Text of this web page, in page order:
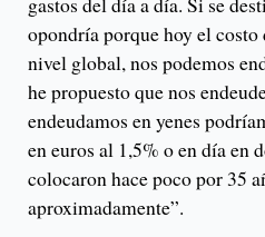
opondría porque hoy el costo
nivel global, nos podemos
he propuesto que nos
endeudamos en yenes
en euros al 1,5% o en día en
colocaron hace poco por 35
aproximadamente”.